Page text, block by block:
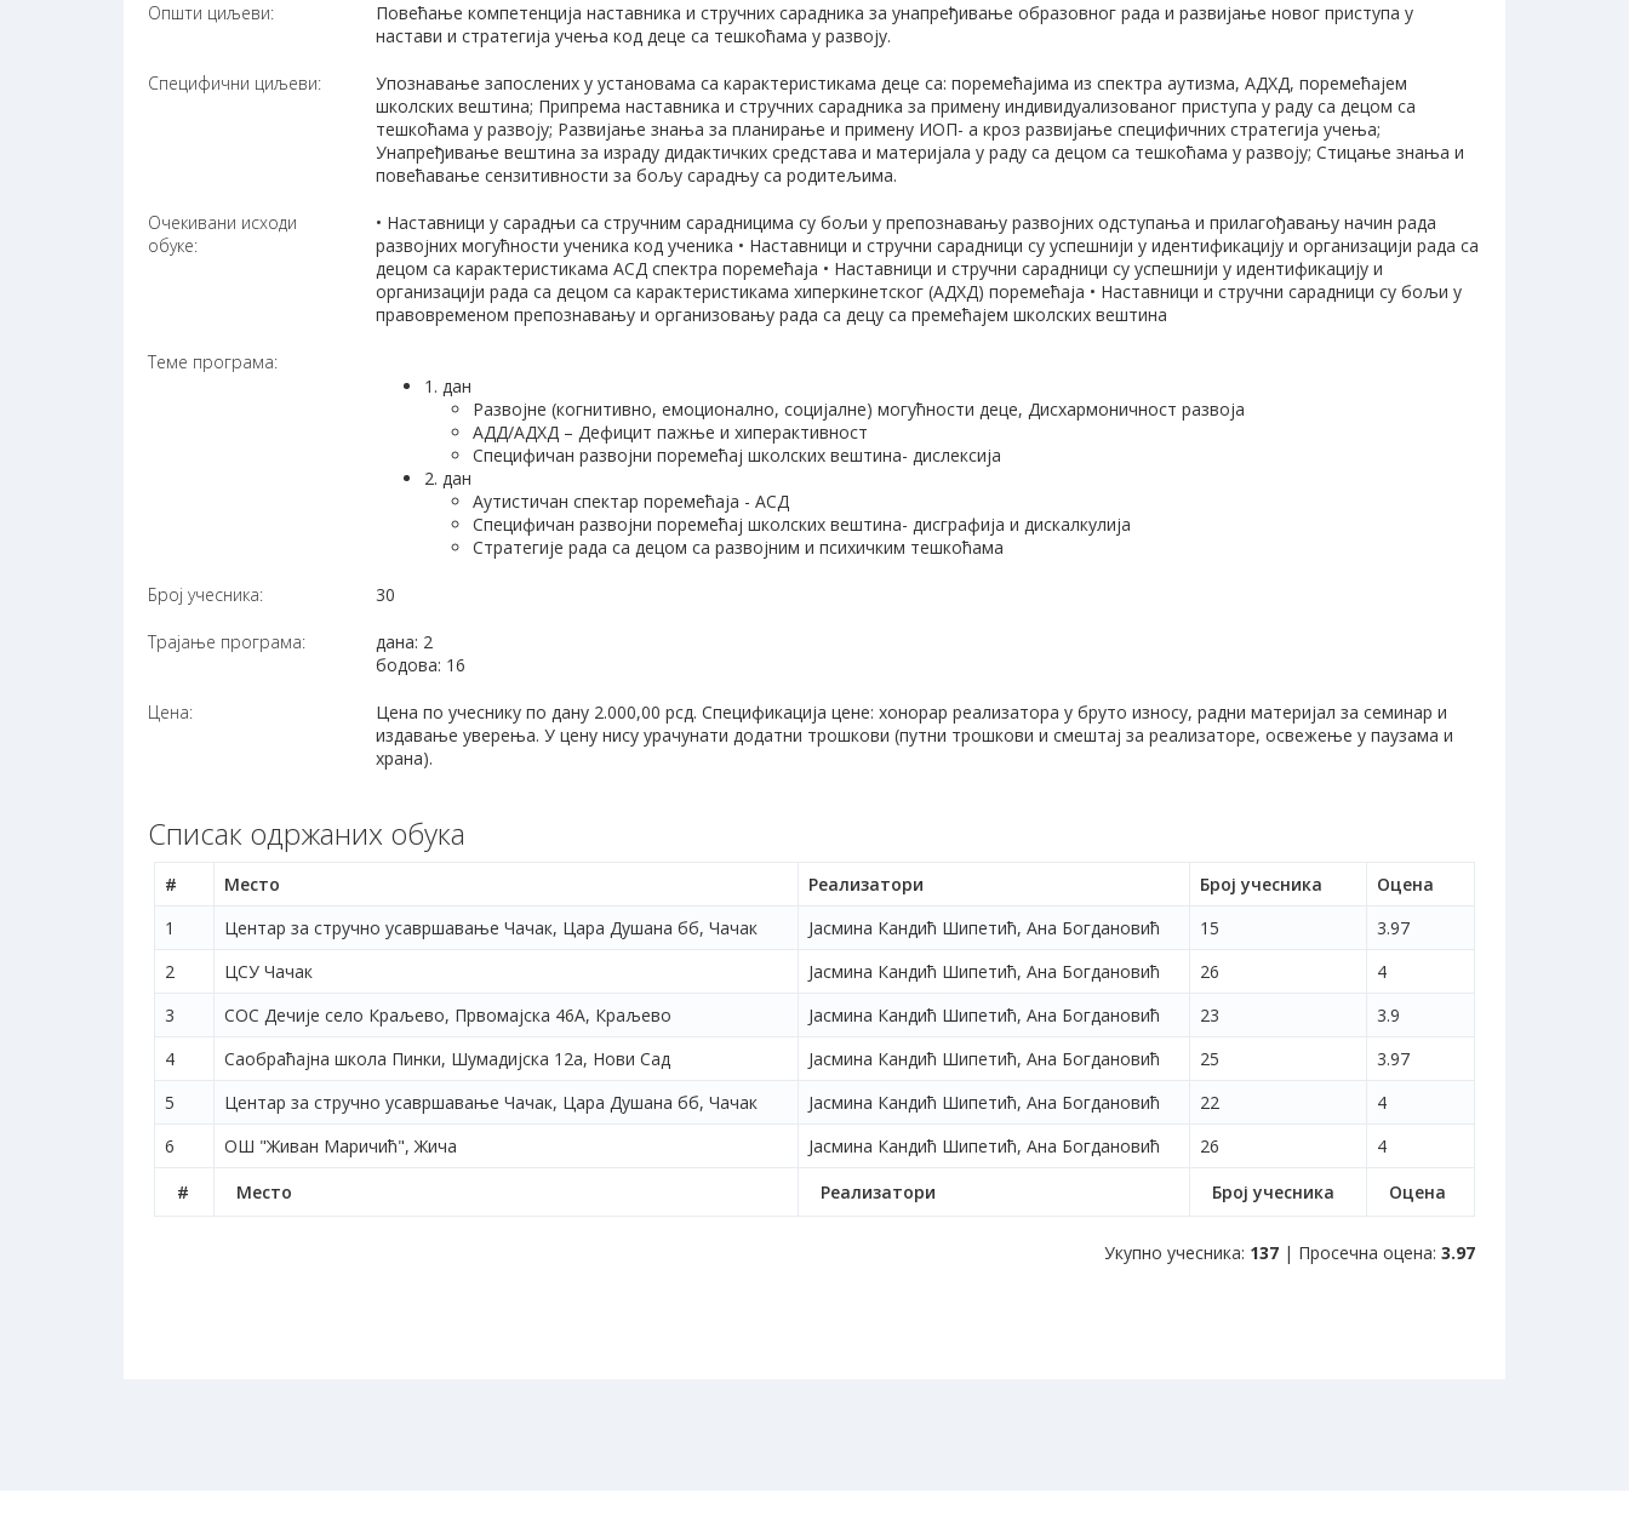
Општи циљеви:
Повећање компетенција наставника и стручних сарадника за унапређивање образовног рада и развијање новог приступа у
настави и стратегија учења код деце са тешкоћама у развоју.
Специфични циљеви:
Упознавање запослених у установама са карактеристикама деце са: поремећајима из спектра аутизма, АДХД, поремећајем
школских вештина; Припрема наставника и стручних сарадника за примену индивидуализованог приступа у раду са децом са
тешкоћама у развоју; Развијање знања за планирање и примену ИОП- а кроз развијање специфичних стратегија учења;
Унапређивање вештина за израду дидактичких средстава и материјала у раду са децом са тешкоћама у развоју; Стицање знања и
повећавање сензитивности за бољу сарадњу са родитељима.
Очекивани исходи
обуке:
• Наставници у сарадњи са стручним сарадницима су бољи у препознавању развојних одступања и прилагођавању начин рада
развојних могућности ученика код ученика • Наставници и стручни сарадници су успешнији у идентификацију и организацији рада са
децом са карактеристикама АСД спектра поремећаја • Наставници и стручни сарадници су успешнији у идентификацију и
организацији рада са децом са карактеристикама хиперкинетског (АДХД) поремећаја • Наставници и стручни сарадници су бољи у
правовременом препознавању и организовању рада са децу са премећајем школских вештина
Теме програма:
1. дан
Развојне (когнитивно, емоционално, социјалне) могућности деце, Дисхармоничност развоја
АДД/АДХД – Дефицит пажње и хиперактивност
Специфичан развојни поремећај школских вештина- дислексија
2. дан
Аутистичан спектар поремећаја - АСД
Специфичан развојни поремећај школских вештина- дисграфија и дискалкулија
Стратегије рада са децом са развојним и психичким тешкоћама
Број учесника: 30
Трајање програма:
дана: 2
бодова: 16
Цена:
Цена по учеснику по дану 2.000,00 рсд. Спецификација цене: хонорар реализатора у бруто износу, радни материјал за семинар и
издавање уверења. У цену нису урачунати додатни трошкови (путни трошкови и смештај за реализаторе, освежење у паузама и
храна).
Списак одржаних обука
# Место Реализатори Број учесника Оцена
# Место Реализатори Број учесника Оцена
1 Центар за стручно усавршавање Чачак, Цара Душана бб, Чачак Jaсмина Кандић Шипетић, Ана Богдановић 15
3.97
2
ЦСУ Чачак Jaсмина Кандић Шипетић, Ана Богдановић 26
4
3
СОС Дечије село Краљево, Првомајска 46А, Краљево Jaсмина Кандић Шипетић, Ана Богдановић 23
3.9
4
Саобраћајна школа Пинки, Шумадијска 12а, Нови Сад Jaсмина Кандић Шипетић, Ана Богдановић 25
3.97
5
Центар за стручно усавршавање Чачак, Цара Душана бб, Чачак Jaсмина Кандић Шипетић, Ана Богдановић 22
4
6
ОШ "Живан Маричић", Жича Jaсмина Кандић Шипетић, Ана Богдановић 26 4
Укупно учесника: 137 | Просечна оцена: 3.97